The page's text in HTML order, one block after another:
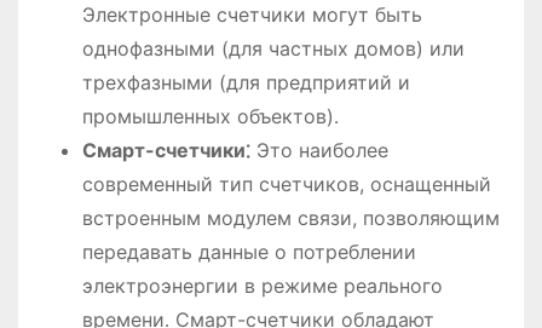
Электронные счетчики могут быть
однофазными (для частных домов) или
трехфазными (для предприятий и
промышленных объектов)․
Смарт-счетчики⁚Это наиболее
современный тип счетчиков, оснащенный
встроенным модулем связи, позволяющим
передавать данные о потреблении
электроэнергии в режиме реального
времени․ Смарт-счетчики обладают